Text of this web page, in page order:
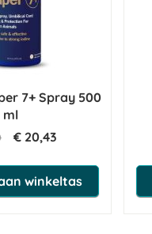
7+ Spray 500
ml
€ 20,43
winkeltas